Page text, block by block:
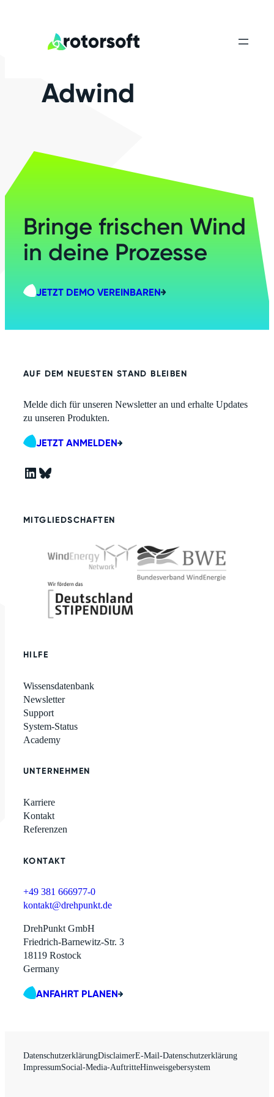
Adwind
Bringe frischen Wind
in deine Prozesse
JETZT DEMO VEREINBAREN
AUF DEM NEUESTEN STAND BLEIBEN
Melde dich für unseren Newsletter an und erhalte Updates
zu unseren Produkten.
JETZT ANMELDEN
LinkedIn Bluesky
MITGLIEDSCHAFTEN
HILFE
Wissensdatenbank
Newsletter
Support
System-Status
Academy
UNTERNEHMEN
Karriere
Kontakt
Referenzen
KONTAKT
+49 381 666977-0
kontakt@drehpunkt.de
DrehPunkt GmbH
Friedrich-Barnewitz-Str. 3
18119 Rostock
Germany
ANFAHRT PLANEN
DatenschutzerklärungDisclaimerE-Mail-Datenschutzerklärung
ImpressumSocial-Media-AuftritteHinweisgebersystem